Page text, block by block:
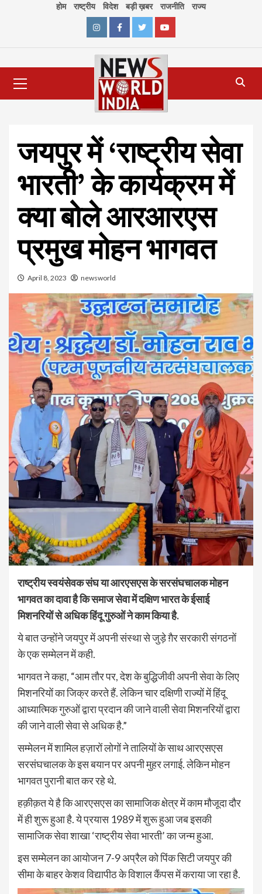
होम राष्ट्रीय विदेश बड़ी ख़बर राजनीति राज्य
InstagramFacebookTwitterYoutube
Menu
जयपुर में ‘राष्ट्रीय सेवा
भारती’ के कार्यक्रम में
क्या बोले आरआरएस
प्रमुख मोहन भागवत
April 8, 2023 newsworld
राष्ट्रीय स्वयंसेवक संघ या आरएसएस के सरसंघचालक मोहन
भागवत का दावा है कि समाज सेवा में दक्षिण भारत के ईसाई
मिशनरियों से अधिक हिंदू गुरुओं ने काम किया है.
ये बात उन्होंने जयपुर में अपनी संस्था से जुड़े ग़ैर सरकारी संगठनों
के एक सम्मेलन में कही.
भागवत ने कहा, “आम तौर पर, देश के बुद्धिजीवी अपनी सेवा के लिए
मिशनरियों का जिक्र करते हैं. लेकिन चार दक्षिणी राज्यों में हिंदू
आध्यात्मिक गुरुओं द्वारा प्रदान की जाने वाली सेवा मिशनरियों द्वारा
की जाने वाली सेवा से अधिक है.”
सम्मेलन में शामिल हज़ारों लोगों ने तालियों के साथ आरएसएस
सरसंघचालक के इस बयान पर अपनी मुहर लगाई. लेकिन मोहन
भागवत पुरानी बात कर रहे थे.
हक़ीक़त ये है कि आरएसएस का सामाजिक क्षेत्र में काम मौजूदा दौर
में ही शुरू हुआ है. ये प्रयास 1989 में शुरू हुआ जब इसकी
सामाजिक सेवा शाखा ‘राष्ट्रीय सेवा भारती’ का जन्म हुआ.
इस सम्मेलन का आयोजन 7-9 अप्रैल को पिंक सिटी जयपुर की
सीमा के बाहर केशव विद्यापीठ के विशाल कैंपस में कराया जा रहा है.